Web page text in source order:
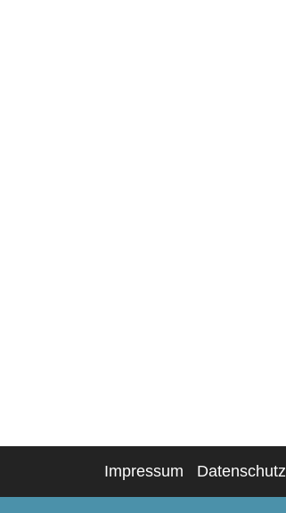
Impressum Datenschutz